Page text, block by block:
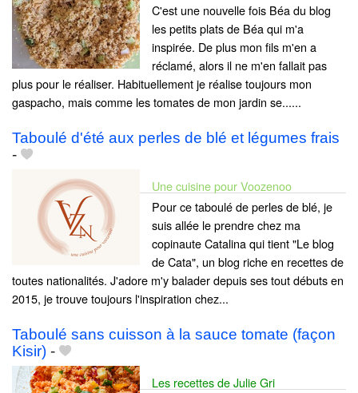
C'est une nouvelle fois Béa du blog
les petits plats de Béa qui m'a
inspirée. De plus mon fils m'en a
réclamé, alors il ne m'en fallait pas
plus pour le réaliser. Habituellement je réalise toujours mon
gaspacho, mais comme les tomates de mon jardin se......
Taboulé d'été aux perles de blé et légumes frais
-
Une cuisine pour Voozenoo
Pour ce taboulé de perles de blé, je
suis allée le prendre chez ma
copinaute Catalina qui tient "Le blog
de Cata", un blog riche en recettes de
toutes nationalités. J'adore m'y balader depuis ses tout débuts en
2015, je trouve toujours l'inspiration chez...
Taboulé sans cuisson à la sauce tomate (façon
Kisir) -
Les recettes de Julie Gri